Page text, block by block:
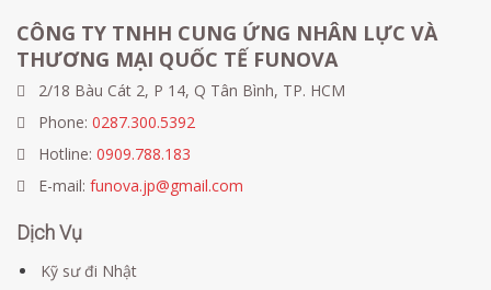
CÔNG TY TNHH CUNG ỨNG NHÂN LỰC VÀ
THƯƠNG MẠI QUỐC TẾ FUNOVA
2/18 Bàu Cát 2, P 14, Q Tân Bình, TP. HCM
Phone: 0287.300.5392
Hotline: 0909.788.183
E-mail: funova.jp@gmail.com
Dịch Vụ
Kỹ sư đi Nhật